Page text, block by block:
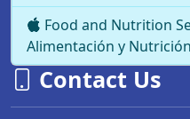
Food and Nutrition
Alimentación y Nutrición
Contact Us